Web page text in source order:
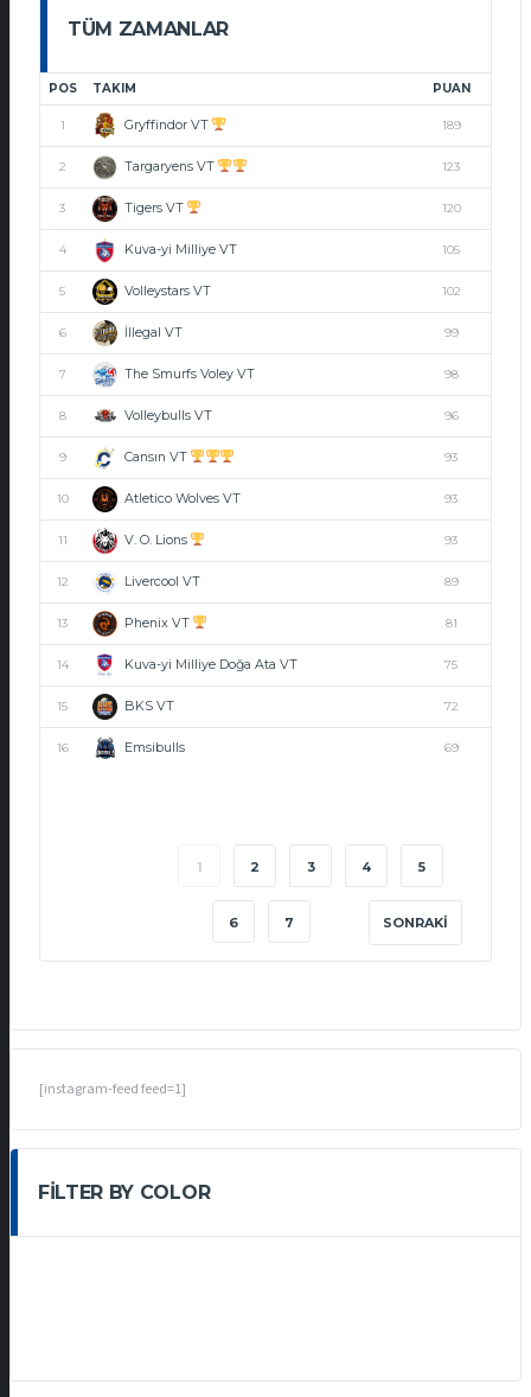
TÜM ZAMANLAR
POS TAKIM PUAN
1 Gryffindor VT 189
2 Targaryens VT 123
3 Tigers VT 120
4 Kuva-yi Milliye VT 105
5 Volleystars VT 102
6 İllegal VT 99
7 The Smurfs Voley VT 98
8 Volleybulls VT 96
9 Cansın VT 93
10 Atletico Wolves VT 93
11 V. O. Lions 93
12 Livercool VT 89
13 Phenix VT 81
14 Kuva-yi Milliye Doğa Ata VT 75
15 BKS VT 72
16 Emsibulls 69
1 2 3 4 5
6 7 SONRAKI
[instagram-feed feed=1]
FILTER BY COLOR